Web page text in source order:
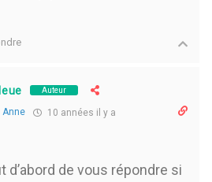
Auteur
Anne 10 années il y a
d’abord de vous répondre si